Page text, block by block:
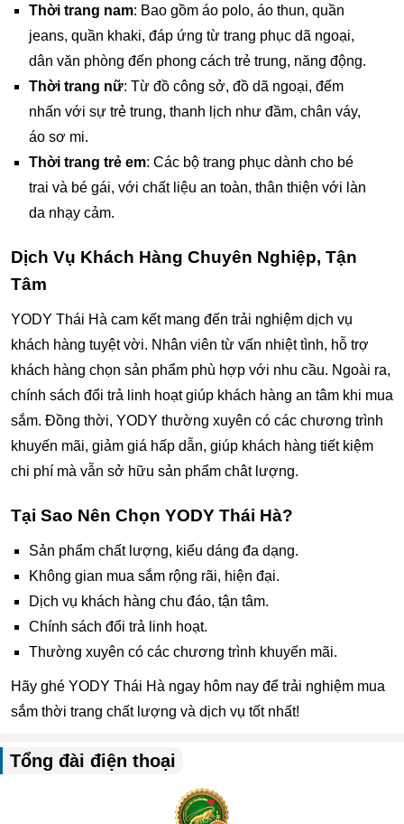
Thời trang nam: Bao gồm áo polo, áo thun, quần
jeans, quần khaki, đáp ứng từ trang phục dã ngoại,
dân văn phòng đến phong cách trẻ trung, năng động.
Thời trang nữ: Từ đồ công sở, đồ dã ngoại, đếm
nhấn với sự trẻ trung, thanh lịch như đầm, chân váy,
áo sơ mi.
Thời trang trẻ em: Các bộ trang phục dành cho bé
trai và bé gái, với chất liệu an toàn, thân thiện với làn
da nhạy cảm.
Dịch Vụ Khách Hàng Chuyên Nghiệp, Tận
Tâm
YODY Thái Hà cam kết mang đến trải nghiệm dịch vụ
khách hàng tuyệt vời. Nhân viên từ vấn nhiệt tình, hỗ trợ
khách hàng chọn sản phẩm phù hợp với nhu cầu. Ngoài ra,
chính sách đổi trả linh hoạt giúp khách hàng an tâm khi mua
sắm. Đồng thời, YODY thường xuyên có các chương trình
khuyến mãi, giảm giá hấp dẫn, giúp khách hàng tiết kiệm
chi phí mà vẫn sở hữu sản phẩm chât lượng.
Tại Sao Nên Chọn YODY Thái Hà?
Sản phẩm chất lượng, kiểu dáng đa dạng.
Không gian mua sắm rộng rãi, hiện đại.
Dịch vụ khách hàng chu đáo, tận tâm.
Chính sách đổi trả linh hoạt.
Thường xuyên có các chương trình khuyến mãi.
Hãy ghé YODY Thái Hà ngay hôm nay để trải nghiệm mua
sắm thời trang chất lượng và dịch vụ tốt nhất!
Tổng đài điện thoại